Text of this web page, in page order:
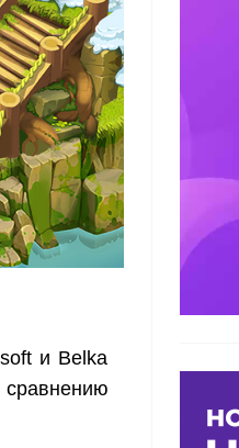
и Belka
сравнению